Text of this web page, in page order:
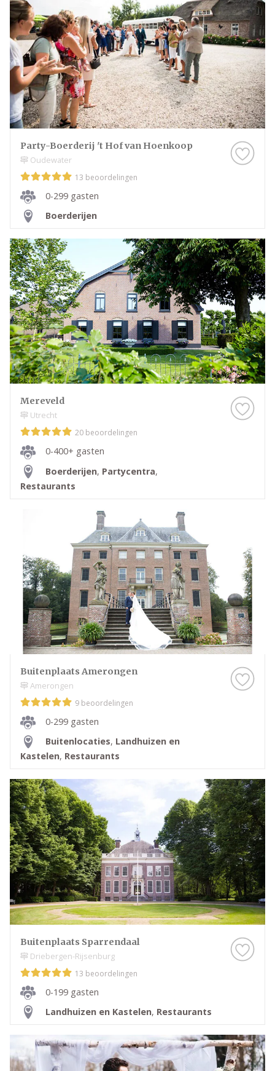
Party-Boerderij 't Hof van Hoenkoop
Oudewater
13 beoordelingen
0-299 gasten
Boerderijen
Mereveld
Utrecht
20 beoordelingen
0-400+ gasten
Boerderijen, Partycentra,
Restaurants
Buitenplaats Amerongen
Amerongen
9 beoordelingen
0-299 gasten
Buitenlocaties, Landhuizen en
Kastelen, Restaurants
Buitenplaats Sparrendaal
Driebergen-Rijsenburg
13 beoordelingen
0-199 gasten
Landhuizen en Kastelen, Restaurants